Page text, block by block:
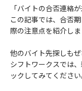
「バイトの合否連絡
この記事では、合否
際の注意点を紹介しま
他のバイト先探しもぜ
シフトワークスでは
ックしてみてください